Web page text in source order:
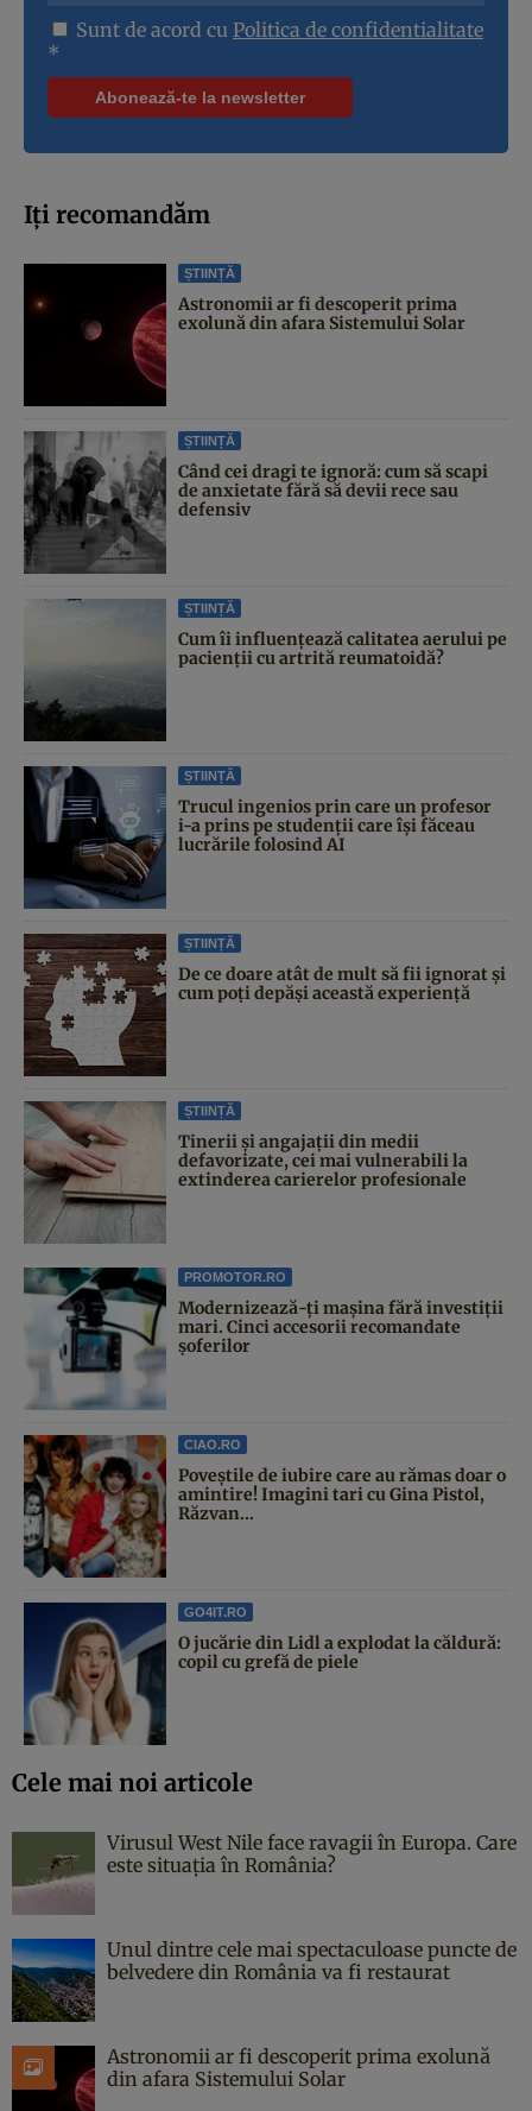
Sunt de acord cu Politica de confidentialitate
*
Iți recomandăm
ȘTIINȚĂ
Astronomii ar fi descoperit prima
exolună din afara Sistemului Solar
ȘTIINȚĂ
Când cei dragi te ignoră: cum să scapi
de anxietate fără să devii rece sau
defensiv
ȘTIINȚĂ
Cum îi influențează calitatea aerului pe
pacienții cu artrită reumatoidă?
ȘTIINȚĂ
Trucul ingenios prin care un profesor
i-a prins pe studenții care își făceau
lucrările folosind AI
ȘTIINȚĂ
De ce doare atât de mult să fii ignorat și
cum poți depăși această experiență
ȘTIINȚĂ
Tinerii și angajații din medii
defavorizate, cei mai vulnerabili la
extinderea carierelor profesionale
PROMOTOR.RO
Modernizează-ți mașina fără investiții
mari. Cinci accesorii recomandate
șoferilor
CIAO.RO
Poveştile de iubire care au rămas doar o
amintire! Imagini tari cu Gina Pistol,
Răzvan...
GO4IT.RO
O jucărie din Lidl a explodat la căldură:
copil cu grefă de piele
Cele mai noi articole
Virusul West Nile face ravagii în Europa. Care
este situația în România?
Unul dintre cele mai spectaculoase puncte de
belvedere din România va fi restaurat
Astronomii ar fi descoperit prima exolună
din afara Sistemului Solar